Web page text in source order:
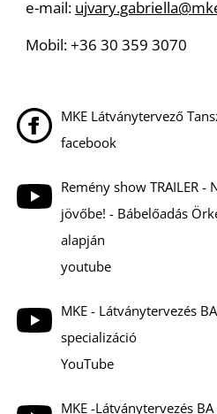
e-mail:
Mobil: +36 30 359 3070
MKE Látványtervező
facebook
Remény show TRAILER -
jövőbe! - Bábelőadás
alapján
youtube
MKE - Látványtervezés
specializáció
YouTube
MKE -Látványtervezés